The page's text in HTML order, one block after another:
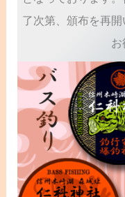
了次第、頒布を再
お